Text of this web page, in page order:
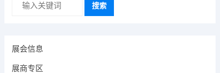
搜索
展会信息
展商专区